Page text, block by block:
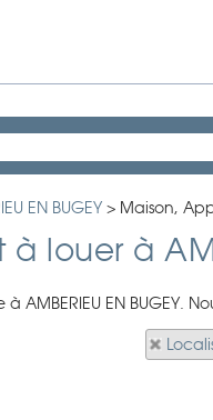
EN BUGEY > Maison,
louer à
AMBERIEU EN BUGEY.